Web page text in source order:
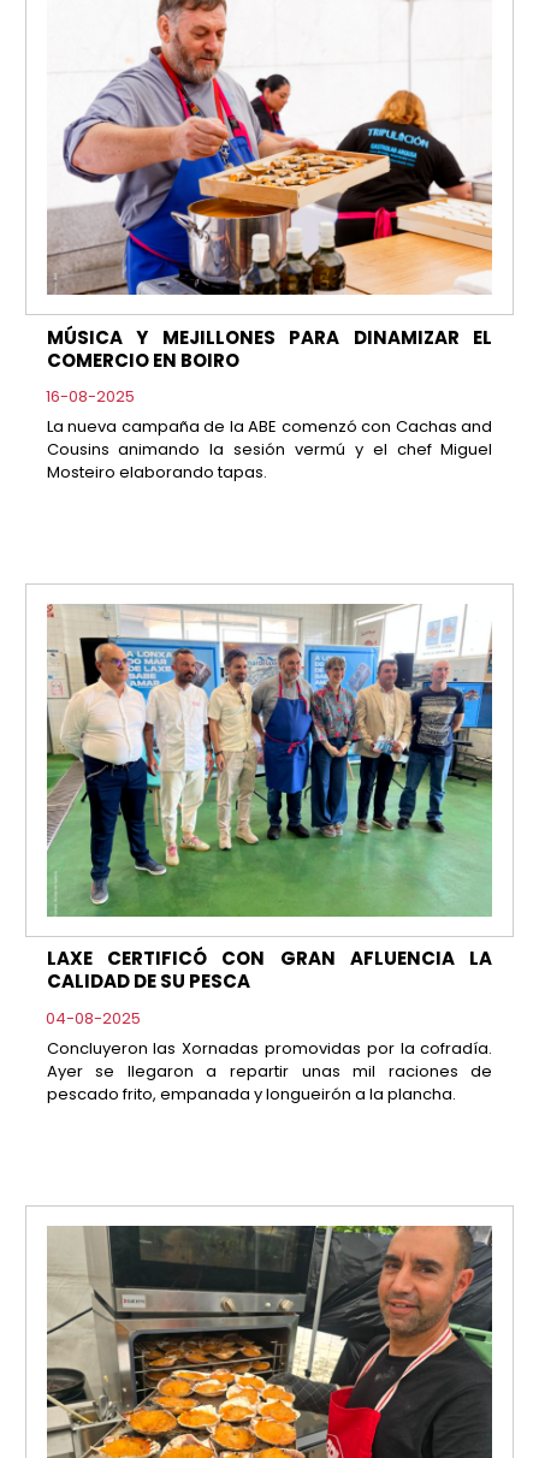
MÚSICA Y MEJILLONES PARA DINAMIZAR EL
COMERCIO EN BOIRO
16-08-2025
La nueva campaña de la ABE comenzó con Cachas and
Cousins animando la sesión vermú y el chef Miguel
Mosteiro elaborando tapas.
LAXE CERTIFICÓ CON GRAN AFLUENCIA LA
CALIDAD DE SU PESCA
04-08-2025
Concluyeron las Xornadas promovidas por la cofradía.
Ayer se llegaron a repartir unas mil raciones de
pescado frito, empanada y longueirón a la plancha.